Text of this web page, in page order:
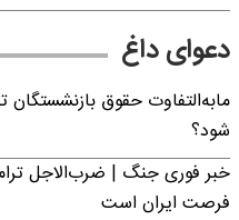
دعوای داغ
مابه‌التفاوت حقوق بازنشستگان
شود؟
خبر فوری جنگ | ضرب‌الاجل
فرصت ایران است